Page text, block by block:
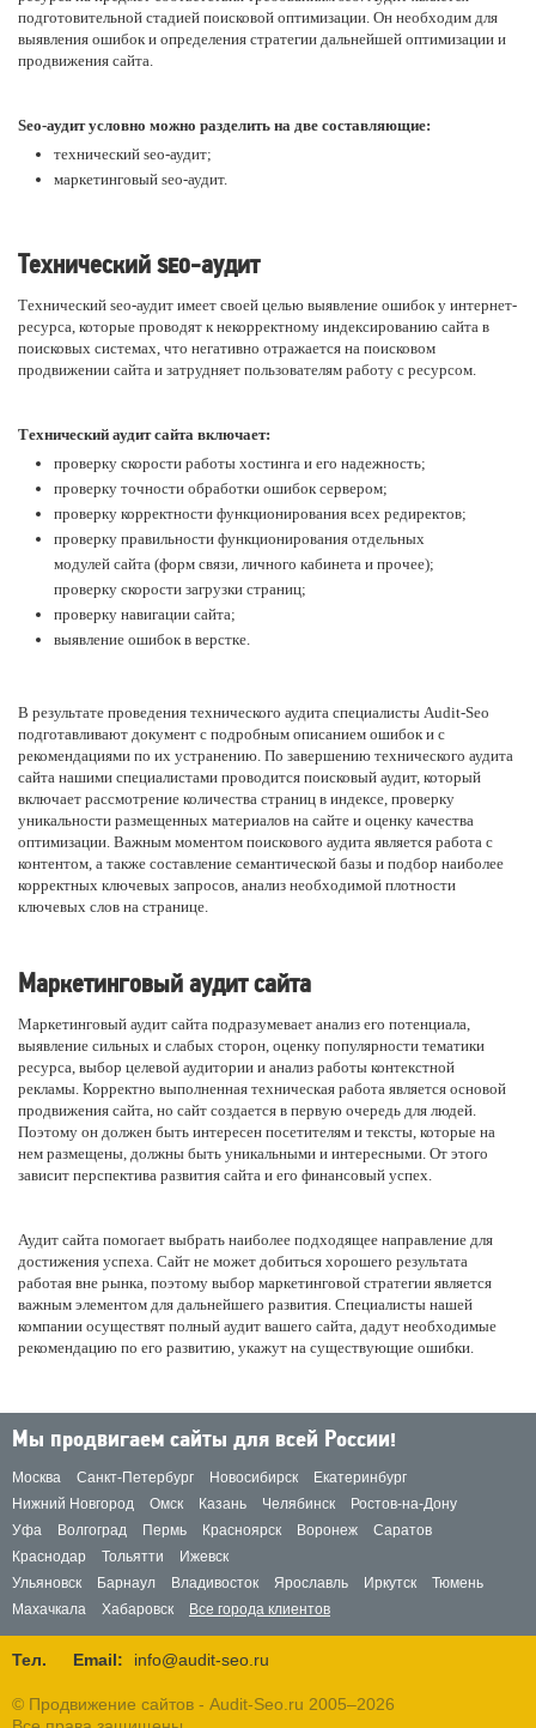
подготовительной стадией поисковой оптимизации. Он необходим для
выявления ошибок и определения стратегии дальнейшей оптимизации и
продвижения сайта.
Seo-аудит условно можно разделить на две составляющие:
технический seo-аудит;
маркетинговый seo-аудит.
Технический seo-аудит
Технический seo-аудит имеет своей целью выявление ошибок у интернет-
ресурса, которые проводят к некорректному индексированию сайта в
поисковых системах, что негативно отражается на поисковом
продвижении сайта и затрудняет пользователям работу с ресурсом.
Технический аудит сайта включает:
проверку скорости работы хостинга и его надежность;
проверку точности обработки ошибок сервером;
проверку корректности функционирования всех редиректов;
проверку правильности функционирования отдельных
модулей сайта (форм связи, личного кабинета и прочее);
проверку скорости загрузки страниц;
проверку навигации сайта;
выявление ошибок в верстке.
В результате проведения технического аудита специалисты Audit-Seo
подготавливают документ с подробным описанием ошибок и с
рекомендациями по их устранению. По завершению технического аудита
сайта нашими специалистами проводится поисковый аудит, который
включает рассмотрение количества страниц в индексе, проверку
уникальности размещенных материалов на сайте и оценку качества
оптимизации. Важным моментом поискового аудита является работа с
контентом, а также составление семантической базы и подбор наиболее
корректных ключевых запросов, анализ необходимой плотности
ключевых слов на странице.
Маркетинговый аудит сайта
Маркетинговый аудит сайта подразумевает анализ его потенциала,
выявление сильных и слабых сторон, оценку популярности тематики
ресурса, выбор целевой аудитории и анализ работы контекстной
рекламы. Корректно выполненная техническая работа является основой
продвижения сайта, но сайт создается в первую очередь для людей.
Поэтому он должен быть интересен посетителям и тексты, которые на
нем размещены, должны быть уникальными и интересными. От этого
зависит перспектива развития сайта и его финансовый успех.
Аудит сайта помогает выбрать наиболее подходящее направление для
достижения успеха. Сайт не может добиться хорошего результата
работая вне рынка, поэтому выбор маркетинговой стратегии является
важным элементом для дальнейшего развития. Специалисты нашей
компании осуществят полный аудит вашего сайта, дадут необходимые
рекомендацию по его развитию, укажут на существующие ошибки.
Мы продвигаем сайты для всей России!
Москва Санкт-Петербург Новосибирск
Екатеринбург
Нижний Новгород
Омск Казань Челябинск
Ростов-на-Дону
Уфа
Волгоград Пермь Красноярск Воронеж
Саратов
Краснодар
Тольятти
Ижевск
Ульяновск
Барнаул Владивосток Ярославль Иркутск
Тюмень
Махачкала
Хабаровск Все города клиентов
Тел. Email: info@audit-seo.ru
© Продвижение сайтов - Audit-Seo.ru 2005–2026